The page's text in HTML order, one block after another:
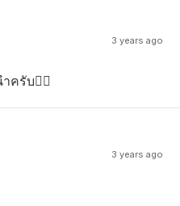
3 years ago
รับ👍🏻
3 years ago